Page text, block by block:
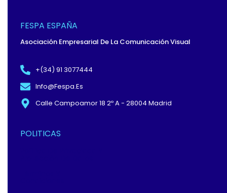
F
FESPA ESPAÑA
Asociación Empresarial De La Comunicación Visual
+(34) 91 3077444
Info@fespa.es
Calle Campoamor 18 2º A - 28004 Madrid
POLITICAS